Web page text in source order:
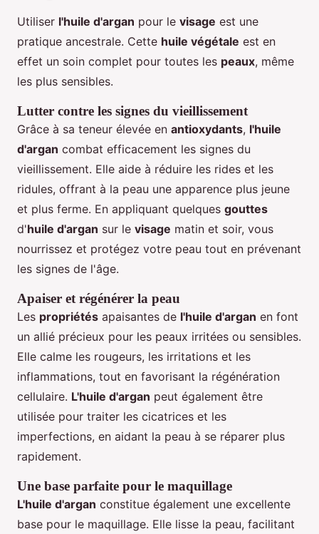
Utiliser l'huile d'argan pour le visage est une
pratique ancestrale. Cette huile végétale est en
effet un soin complet pour toutes les peaux, même
les plus sensibles.
Lutter contre les signes du vieillissement
Grâce à sa teneur élevée en antioxydants, l'huile
d'argan combat efficacement les signes du
vieillissement. Elle aide à réduire les rides et les
ridules, offrant à la peau une apparence plus jeune
et plus ferme. En appliquant quelques gouttes
d'huile d'argan sur le visage matin et soir, vous
nourrissez et protégez votre peau tout en prévenant
les signes de l'âge.
Apaiser et régénérer la peau
Les propriétés apaisantes de l'huile d'argan en font
un allié précieux pour les peaux irritées ou sensibles.
Elle calme les rougeurs, les irritations et les
inflammations, tout en favorisant la régénération
cellulaire. L'huile d'argan peut également être
utilisée pour traiter les cicatrices et les
imperfections, en aidant la peau à se réparer plus
rapidement.
Une base parfaite pour le maquillage
L'huile d'argan constitue également une excellente
base pour le maquillage. Elle lisse la peau, facilitant